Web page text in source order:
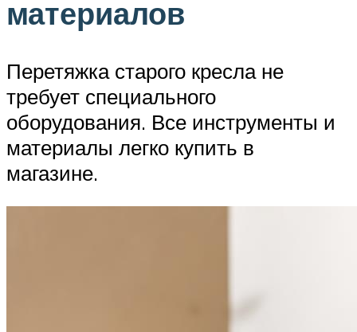
материалов
Перетяжка старого кресла не
требует специального
оборудования. Все инструменты и
материалы легко купить в
магазине.